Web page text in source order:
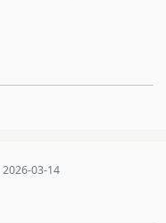
2026-03-14